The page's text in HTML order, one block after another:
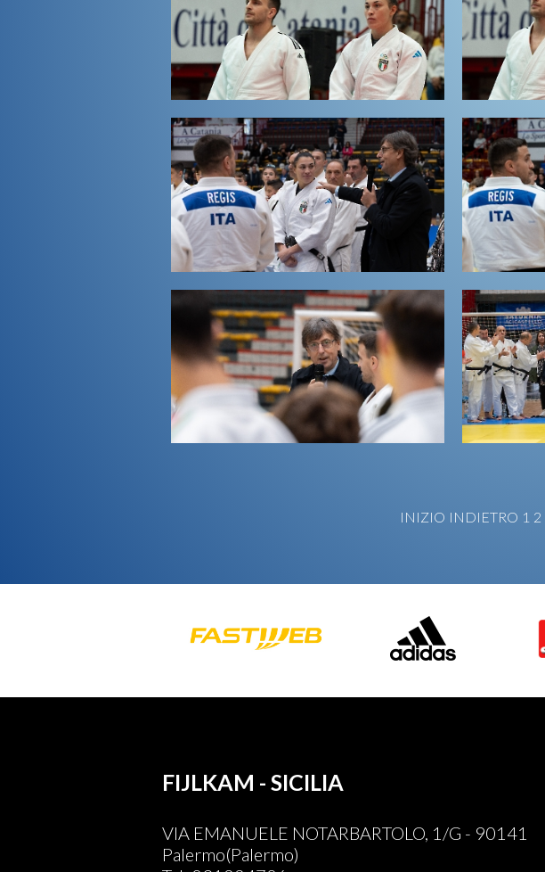
INIZIO INDIETRO 1 2
FIJLKAM - SICILIA
VIA EMANUELE NOTARBARTOLO, 1/G - 90141
Palermo(Palermo)